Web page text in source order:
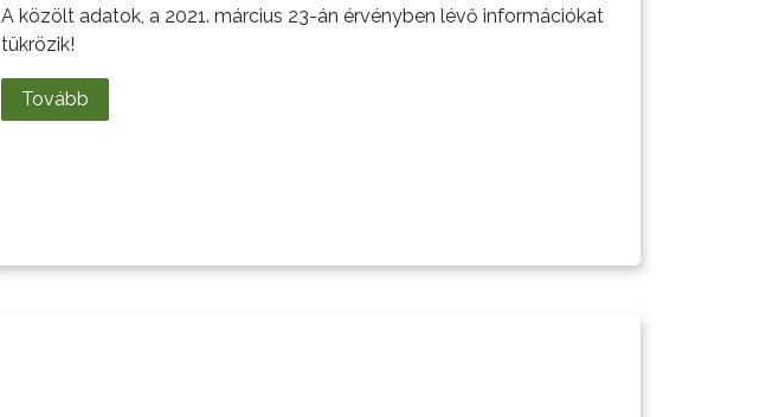
A közölt adatok, a 2021. március 23-án érvényben lévő információkat
tükrözik!
Tovább